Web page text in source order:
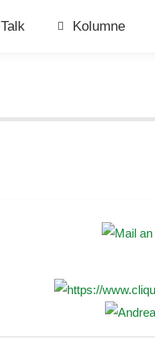
Talk Kolumne